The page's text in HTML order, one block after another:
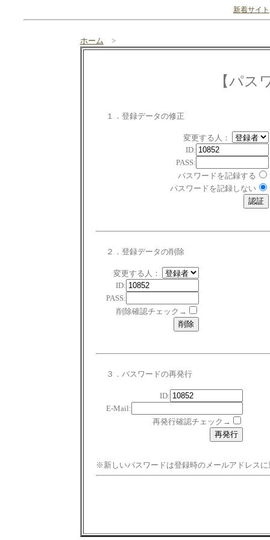
新着サイト
ホーム >
【パス
１．登録データの修正
変更する人：
ID:
PASS:
パスワードを記録する
パスワードを記録しない
２．登録データの削除
変更する人：
ID:
PASS:
削除確認チェック→
３．パスワードの再発行
ID:
E-Mail:
再発行確認チェック→
※新しいパスワードは登録時のメールアドレスに